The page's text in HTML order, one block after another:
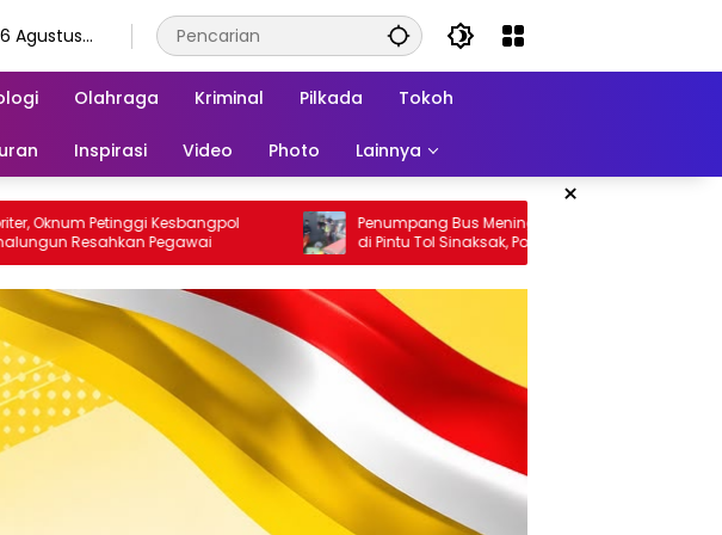
Agustus
Olahraga Kriminal Pilkada Tokoh
Inspirasi Video Photo Lainnya
×
Penumpang Bus Meninggal Mendadak
di Pintu Tol Sinaksak, Polsek Dolok Batu
Nanggar Gerak Cepat Olah TKP
Polres Simalungun Siap Dukung
Perubahan UU Polri, Kapolda Sumut
Tegaskan Jadi Fondasi Penguatan